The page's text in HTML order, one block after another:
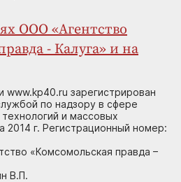
ООО «Агентство
- Калуга» и на
www.kp40.ru зарегистрирован
по надзору в сфере
и массовых
2014 г. Регистрационный номер:
«Комсомольская правда –
В.П.